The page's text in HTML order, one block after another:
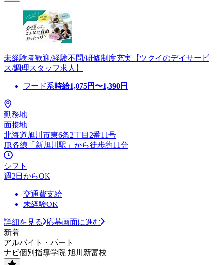
未経験者歓迎/経験不問/研修制度充実【ツクイのデイサービ
ス/調理スタッフ求人】
フード系時給1,075円〜1,390円
勤務地
面接地
北海道旭川市東6条2丁目2番11号
JR各線「新旭川駅」から徒歩約11分
シフト
週2日からOK
交通費支給
未経験OK
詳細を見る
応募画面に進む
新着
アルバイト・パート
ナビ個別指導学院 旭川新富校